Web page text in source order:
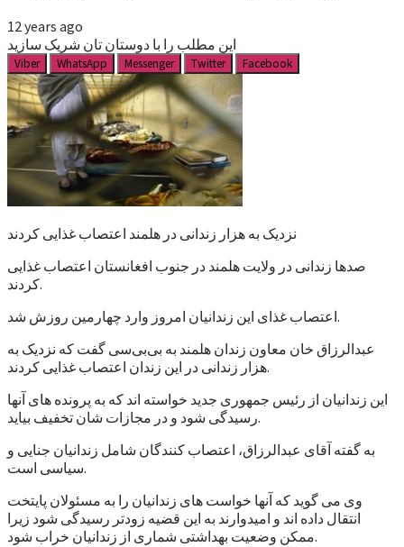
12 years ago
این مطلب را با دوستان تان شریک سازید
Viber WhatsApp Messenger Twitter Facebook
نزدیک به هزار زندانی در هلمند اعتصاب غذایی کردند
صدها زندانی در ولایت هلمند در جنوب افغانستان اعتصاب غذایی
کردند.
اعتصاب غذای این زندانیان امروز وارد چهارمین روزش شد.
عبدالرزاق خان معاون زندان هلمند به بی‌بی‌سی گفت که نزدیک به
هزار زندانی در این زندان اعتصاب غذایی کردند.
این زندانیان از رئیس جمهوری جدید خواسته اند که به پرونده های آنها
رسیدگی شود و در مجازات شان تخفیف بیاید.
به گفته آقای عبدالرزاق، اعتصاب کنندگان شامل زندانیان جنایی و
سیاسی است.
وی می گوید که آنها خواست های زندانیان را به مسئولان پایتخت
انتقال داده اند و امیدوارند به این قضیه زودتر رسیدگی شود زیرا
ممکن وضعیت بهداشتی شماری از زندانیان خراب شود.